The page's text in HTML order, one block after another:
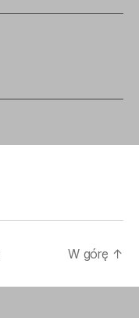
W górę ↑